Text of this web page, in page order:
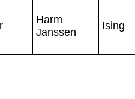
Harm
Janssen
Ising